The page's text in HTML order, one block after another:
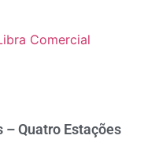
Comercial
– Quatro Estações